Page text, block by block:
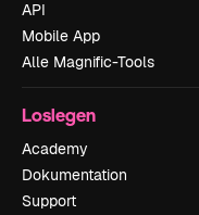
API
Mobile App
Alle Magnific-Tools
Loslegen
Academy
Dokumentation
Support